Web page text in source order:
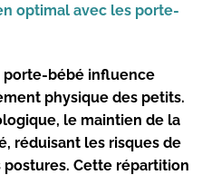
optimal avec les porte-
porte-bébé influence
physique des petits.
le maintien de la
réduisant les risques de
postures. Cette répartition